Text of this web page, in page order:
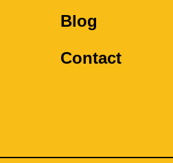
Blog
Contact